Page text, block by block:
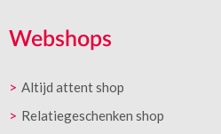
Webshops
Altijd attent shop
Relatiegeschenken shop